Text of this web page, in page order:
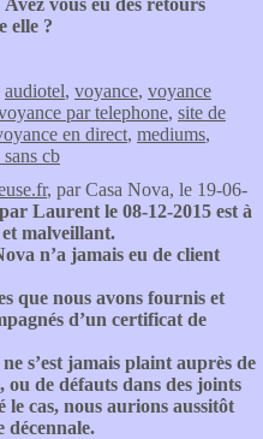
vous eu des retours
elle ?
audiotel, voyance, voyance
par telephone, site de
en direct, mediums,
cb
, par Casa Nova, le 19-06-
Laurent le 08-12-2015 est à
malveillant.
n’a jamais eu de client
que nous avons fournis et
d’un certificat de
s’est jamais plaint auprès de
de défauts dans des joints
le cas, nous aurions aussitôt